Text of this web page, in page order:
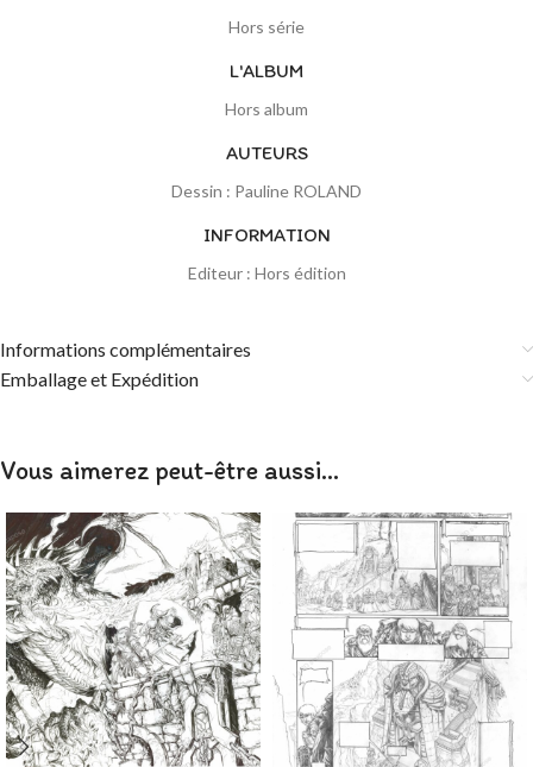
Hors série
L'ALBUM
Hors album
AUTEURS
Dessin : Pauline ROLAND
INFORMATION
Editeur : Hors édition
Informations complémentaires
Emballage et Expédition
Vous aimerez peut-être aussi…